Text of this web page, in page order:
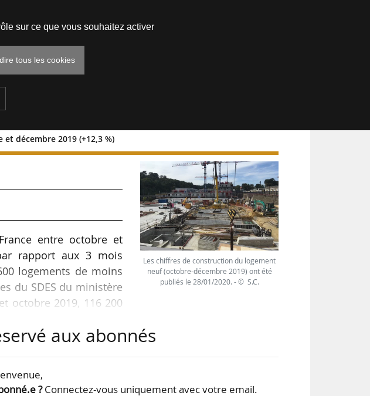
décembre 2019 (+12,3 %)
entre
entre octobre et
rapport aux 3 mois
logements de moins
du SDES du ministère
octobre 2019, 116 200
%).
du SDES.
Les chiffres de construction du logement
neuf (octobre-décembre 2019) ont été
publiés le 28/01/2020. - © S.C.
aux abonnés
?Connectez-vous uniquement avec votre email.
sur ce que vous souhaitez activer
tous les cookies